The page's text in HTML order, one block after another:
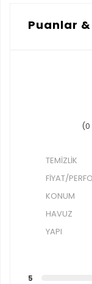
Puanlar
TEMIZLIK
FIYAT/
KONUM
HAVUZ
YAPI
5